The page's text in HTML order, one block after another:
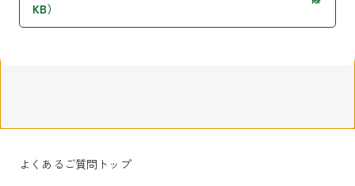
KB）
よくあるご質問トップ